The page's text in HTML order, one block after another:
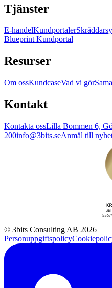
Tjänster
E-handelKundportaler
Blueprint Kundportal
Resurser
Om ossKundcaseVad vi gör
Kontakt
Kontakta ossLilla Bommen 6,
200info@3bits.seAnmäl till
© 3bits Consulting AB 2026
Personuppgiftspolicy